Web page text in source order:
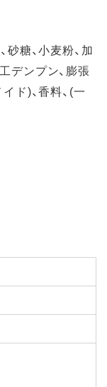
糖、小麦粉、加
デンプン、膨張
ド)、香料、(一